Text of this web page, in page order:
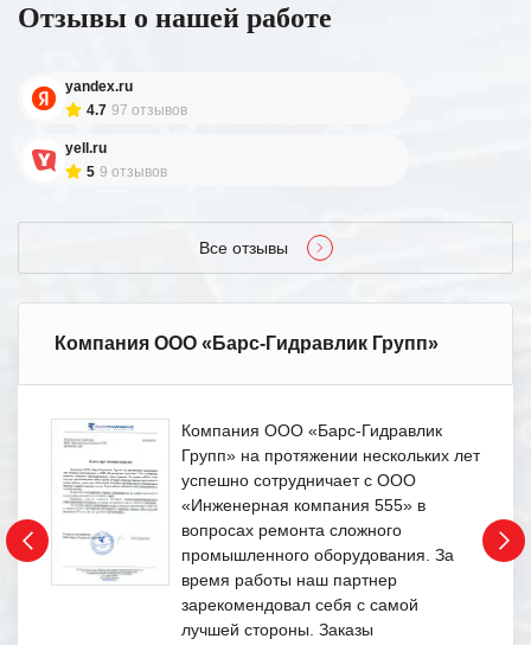
Отзывы о нашей работе
yandex.ru
4.7 97 отзывов
yell.ru
5 9 отзывов
Все отзывы
Компания ООО «Барс-Гидравлик Групп»
Компания ООО «Барс-Гидравлик
Групп» на протяжении нескольких лет
успешно сотрудничает с ООО
«Инженерная компания 555» в
вопросах ремонта сложного
промышленного оборудования. За
время работы наш партнер
зарекомендовал себя с самой
лучшей стороны. Заказы